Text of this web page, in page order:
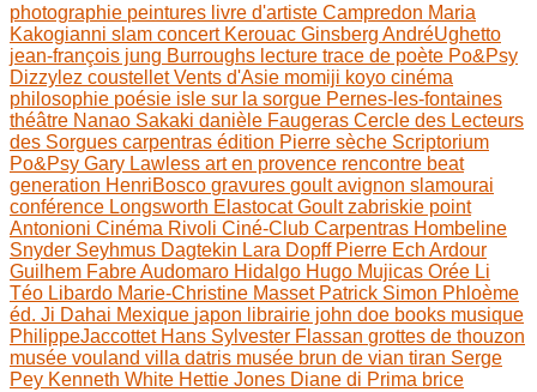
photographie peintures livre d'artiste Campredon Maria
Kakogianni slam concert Kerouac Ginsberg AndréUghetto
jean-françois jung Burroughs lecture trace de poète Po&Psy
Dizzylez coustelletVents d'Asie momiji koyo cinéma
philosophie poésie isle sur la sorgue Pernes-les-fontaines
théâtre Nanao Sakaki danièle Faugeras Cercle des Lecteurs
des Sorgues carpentras édition Pierre sèche Scriptorium
Po&Psy Gary Lawless art en provence rencontre beat
generation HenriBosco gravures goultavignon slamourai
conférence Longsworth ElastocatGoultzabriskie point
Antonioni Cinéma Rivoli Ciné-Club Carpentras Hombeline
Snyder Seyhmus Dagtekin Lara Dopff Pierre Ech Ardour
Guilhem FabreAudomaro Hidalgo Hugo Mujicas Orée Li
Téo Libardo Marie-Christine Masset Patrick Simon Phloème
éd. Ji Dahai Mexique japon librairie john doe books musique
PhilippeJaccottet Hans Sylvester Flassan grottes de thouzon
musée vouland villa datris musée brun de vian tiran Serge
Pey Kenneth White Hettie Jones Diane di Prima brice